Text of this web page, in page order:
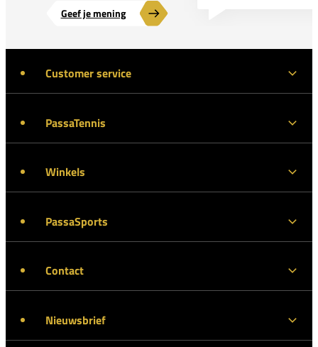
Geef je mening
Customer service
PassaTennis
Winkels
PassaSports
Contact
Nieuwsbrief